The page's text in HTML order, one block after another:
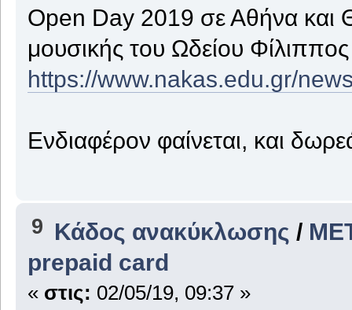
Open Day 2019 σε Αθήνα και
μουσικής του Ωδείου
https://www.nakas.edu.gr/
Ενδιαφέρον φαίνεται, και
9 Κάδος ανακύκλωσης /
prepaid card
« στις: 02/05/19, 09:37 »